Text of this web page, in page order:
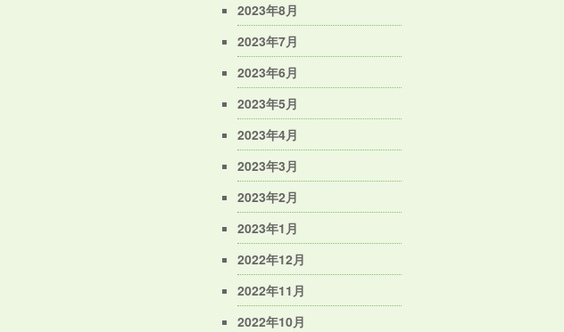
2023年8月
2023年7月
2023年6月
2023年5月
2023年4月
2023年3月
2023年2月
2023年1月
2022年12月
2022年11月
2022年10月